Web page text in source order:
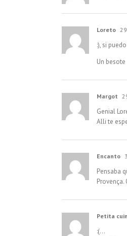
Loreto
:), si
Un besote
Margot
Genial
Alli te
Encanto
Pensaba
Provença.
Petita
:(…